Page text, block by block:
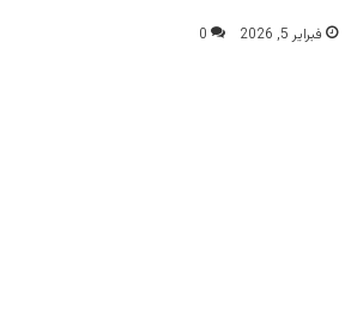
فبراير 5, 2026 0